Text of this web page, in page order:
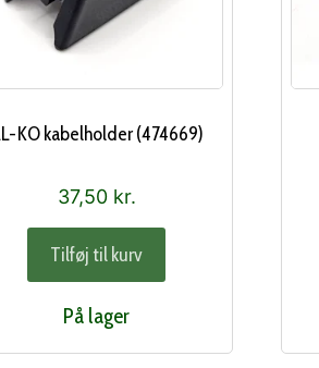
KO kabelholder (474669)
37,50 kr.
Tilføj til kurv
På lager